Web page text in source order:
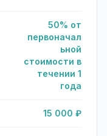
50% от
первоначал
ьной
стоимости в
течении 1
года
15 000 ₽